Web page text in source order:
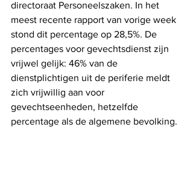
directoraat Personeelszaken. In het
meest recente rapport van vorige week
stond dit percentage op 28,5%. De
percentages voor gevechtsdienst zijn
vrijwel gelijk: 46% van de
dienstplichtigen uit de periferie meldt
zich vrijwillig aan voor
gevechtseenheden, hetzelfde
percentage als de algemene bevolking.